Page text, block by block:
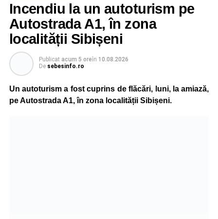
Incendiu la un autoturism pe
Autostrada A1, în zona
localității Sibișeni
Publicat acum 5 oreîn 10.08.2026
De sebesinfo.ro
Un autoturism a fost cuprins de flăcări, luni, la amiază,
pe Autostrada A1, în zona localității Sibișeni.